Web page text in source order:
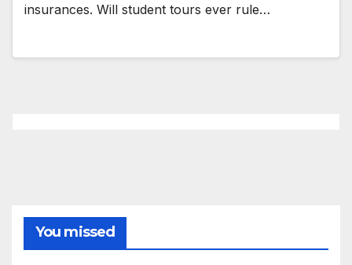
insurances. Will student tours ever rule…
You missed